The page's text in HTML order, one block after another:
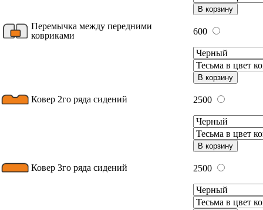
В корзину
Перемычка между передними
ковриками
600
В корзину
Ковер 2го ряда сидений 2500
В корзину
Ковер 3го ряда сидений 2500